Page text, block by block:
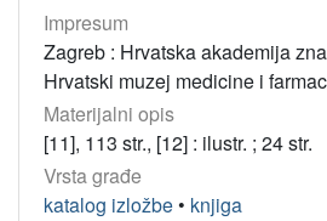
Impresum
Zagreb : Hrvatska akademija
Hrvatski muzej medicine i
Materijalni opis
[11], 113 str., [12] : ilustr. ; 24 str.
Vrsta građe
katalog izložbe • knjiga